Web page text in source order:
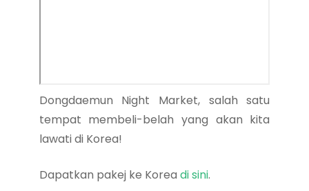
Dongdaemun Night Market, salah satu
tempat membeli-belah yang akan kita
lawati di Korea!
Dapatkan pakej ke Korea di sini.